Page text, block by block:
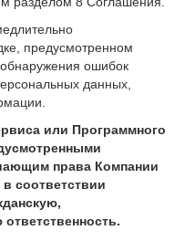
предусмотренном
ошибок
данных,
или Программного
права Компании
соответствии